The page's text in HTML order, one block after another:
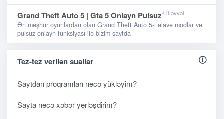
Grand Theft Auto 5 | Gta 5 Onlayn Pulsuz4 il əvvəl
Ən məşhur oyunlardan olan Grand Theft Auto 5-i əlavə modlar və
pulsuz onlayn funksiyası ilə bizim saytda
Tez-tez verilən suallar
Saytdan proqramları necə yükləyim?
Sayta necə xəbər yerləşdirim?